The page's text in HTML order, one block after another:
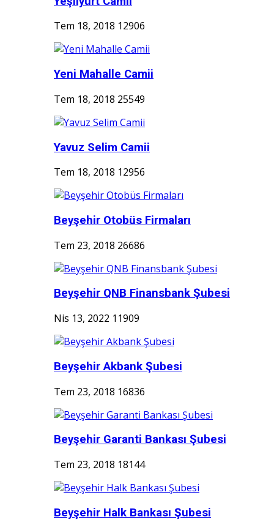
Tem 18, 2018 12906
Yeni Mahalle Camii
Tem 18, 2018 25549
Yavuz Selim Camii
Tem 18, 2018 12956
Beyşehir Otobüs Firmaları
Tem 23, 2018 26686
Beyşehir QNB Finansbank Şubesi
Nis 13, 2022 11909
Beyşehir Akbank Şubesi
Tem 23, 2018 16836
Beyşehir Garanti Bankası Şubesi
Tem 23, 2018 18144
Beyşehir Halk Bankası Şubesi